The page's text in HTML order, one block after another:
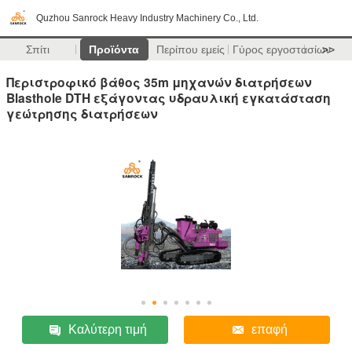
Quzhou Sanrock Heavy Industry Machinery Co., Ltd.
Σπίτι Προϊόντα Περίπου εμείς Γύρος εργοστασίων
>>
Περιστροφικό βάθος 35m μηχανών διατρήσεων
Blasthole DTH εξάγοντας υδραυλική εγκατάσταση
γεώτρησης διατρήσεων
Καλύτερη τιμή επαφή